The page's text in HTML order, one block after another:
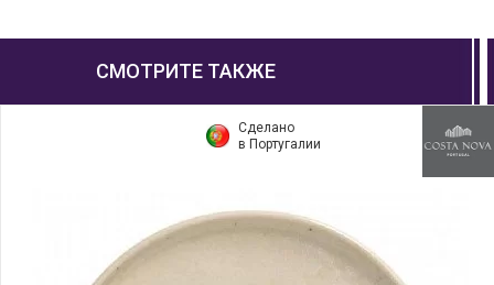
СМОТРИТЕ ТАКЖЕ
Сделано
в Португалии